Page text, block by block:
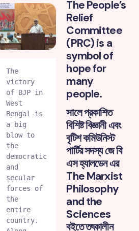
The
victory
of BJP in
West
Bengal is
a big
blow to
the
democratic
and
secular
forces of
the
entire
country.
The People’s
Relief
Committee
(PRC) is a
symbol of
hope for
many
people.
সালে প্রকাশিত
বিশিষ্ট বিজ্ঞানী এবং
বৃটিশ কমিউনিস্ট
পার্টির সদস্য জে বি
এস হ্যালডেন এর
The Marxist
Philosophy
and the
Sciences
বইতে তৎকালীন